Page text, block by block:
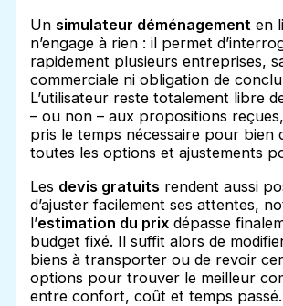
Unsimulateur déménagement en
n’engage à rien : il permet
rapidement plusieurs entreprises,
commerciale ni obligation de
L’utilisateur reste totalement libre
– ou non – aux propositions
pris le temps nécessaire pour bien
toutes les options et ajustements
Les devis gratuits rendent aussi
d’ajuster facilement ses attentes,
l’estimation du prix dépasse
budget fixé. Il suffit alors de
biens à transporter ou de revoir
options pour trouver le meilleur
entre confort, coût et temps passé.